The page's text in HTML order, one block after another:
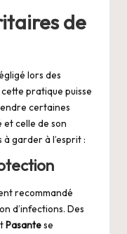
de
lors des
pratique puisse
certaines
celle de son
garder à l’esprit :
recommandé
d’infections. Des
Pasantese